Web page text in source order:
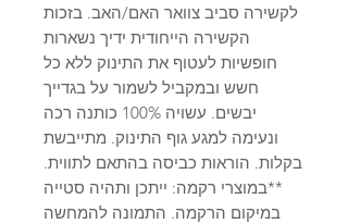
לקשירה סביב צוואר האם/האב. בזכות
הקשירה הייחודית ידיך נשארות
חופשיות לעטוף את התינוק ללא כל
חשש ובמקביל לשמור על בגדייך
יבשים. עשויה 100% כותנה רכה
ונעימה למגע גוף התינוק. מתייבשת
בקלות. הוראות כביסה בהתאם לתווית.
**במוצרי רקמה: ייתכן ותהיה סטייה
במיקום הרקמה. התמונה להמחשה